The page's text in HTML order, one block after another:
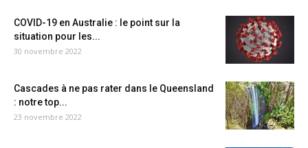
COVID-19 en Australie : le point sur la
situation pour les...
30 novembre 2022
Cascades à ne pas rater dans le Queensland
: notre top...
23 novembre 2022